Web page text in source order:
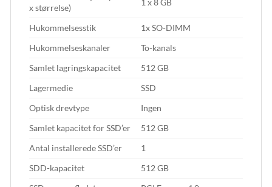
x størrelse)
1 x 8 GB
Hukommelsesstik
1x SO-DIMM
Hukommelseskanaler
To-kanals
Samlet lagringskapacitet
512 GB
Lagermedie
SSD
Optisk drevtype
Ingen
Samlet kapacitet for SSD’er
512 GB
Antal installerede SSD’er
1
SDD-kapacitet
512 GB